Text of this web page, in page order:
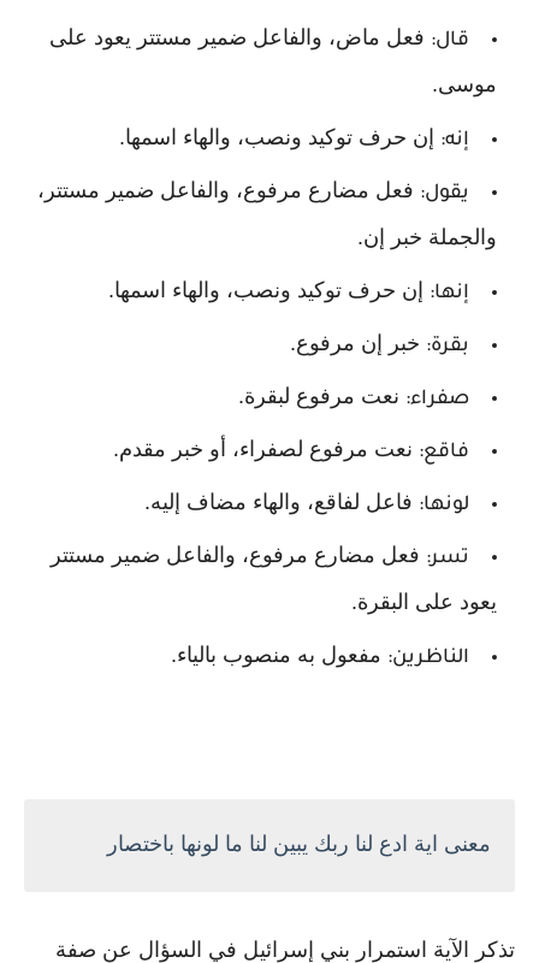
قال: فعل ماض، والفاعل ضمير مستتر يعود على
موسى.
إنه: إن حرف توكيد ونصب، والهاء اسمها.
يقول: فعل مضارع مرفوع، والفاعل ضمير مستتر،
والجملة خبر إن.
إنها: إن حرف توكيد ونصب، والهاء اسمها.
بقرة: خبر إن مرفوع.
صفراء: نعت مرفوع لبقرة.
فاقع: نعت مرفوع لصفراء، أو خبر مقدم.
لونها: فاعل لفاقع، والهاء مضاف إليه.
تسر: فعل مضارع مرفوع، والفاعل ضمير مستتر
يعود على البقرة.
الناظرين: مفعول به منصوب بالياء.
معنى اية ادع لنا ربك يبين لنا ما لونها باختصار
تذكر الآية استمرار بني إسرائيل في السؤال عن صفة